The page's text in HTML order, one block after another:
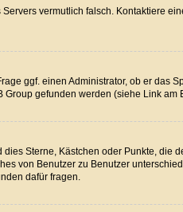
vermutlich falsch. Kontaktiere
ggf. einen Administrator, ob er das
gefunden werden (siehe Link am
Sterne, Kästchen oder Punkte, die
von Benutzer zu Benutzer
dafür fragen.